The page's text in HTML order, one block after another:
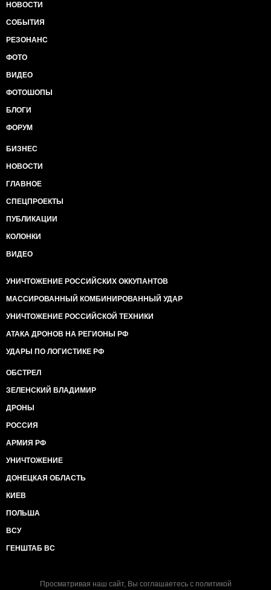
НОВОСТИ
СОБЫТИЯ
РЕЗОНАНС
ФОТО
ВИДЕО
ФОТОШОПЫ
БЛОГИ
ФОРУМ
БИЗНЕС
НОВОСТИ
ГЛАВНОЕ
СПЕЦПРОЕКТЫ
ПУБЛИКАЦИИ
КОЛОНКИ
ВИДЕО
УНИЧТОЖЕНИЕ РОССИЙСКИХ ОККУПАНТОВ
МАССИРОВАННЫЙ КОМБИНИРОВАННЫЙ УДАР
УНИЧТОЖЕНИЕ РОССИЙСКОЙ ТЕХНИКИ
АТАКА ДРОНОВ НА РЕГИОНЫ РФ
УДАРЫ ПО ЛОГИСТИКЕ РФ
ОБСТРЕЛ
ЗЕЛЕНСКИЙ ВЛАДИМИР
ДРОНЫ
РОССИЯ
АРМИЯ РФ
УНИЧТОЖЕНИЕ
ДОНЕЦКАЯ ОБЛАСТЬ
КИЕВ
ПОЛЬША
ВСУ
ГЕНШТАБ ВС
Просматривая наш сайт, Вы соглашаетесь с политикой